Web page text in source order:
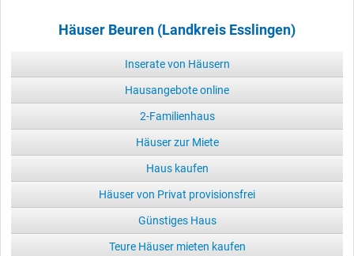
Häuser Beuren (Landkreis Esslingen)
Inserate von Häusern
Hausangebote online
2-Familienhaus
Häuser zur Miete
Haus kaufen
Häuser von Privat provisionsfrei
Günstiges Haus
Teure Häuser mieten kaufen